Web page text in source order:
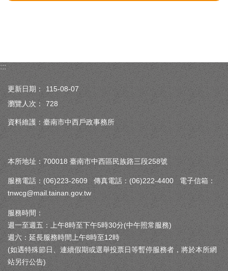
:::
更新日期：
115-08-07
瀏覽人次：
728
資料維護：臺南市中西戶政事務所
本所地址：700018 臺南市中西區民族路三段258號
服務電話：(06)223-2609 傳真電話：(06)222-4400 電子信箱：
tnwcg@mail.tainan.gov.tw
服務時間：
週一至週五：上午8時至下午5時30分(中午照常服務)
週六：延長服務時間上午8時至12時
(如遇特殊節日、連續假期或選舉投票日等暫停服務者，將於本所網
站另行公告)